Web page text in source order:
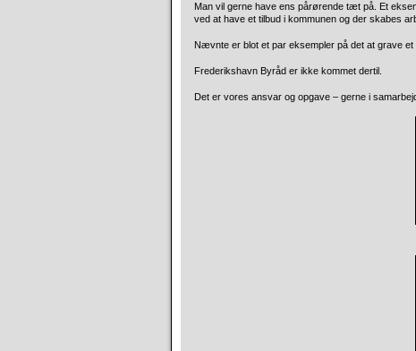
Man vil gerne have ens pårørende tæt på. Et
ved at have et tilbud i kommunen og der skabes
Nævnte er blot et par eksempler på det at grave et
Frederikshavn Byråd er ikke kommet dertil.
Det er vores ansvar og opgave – gerne i